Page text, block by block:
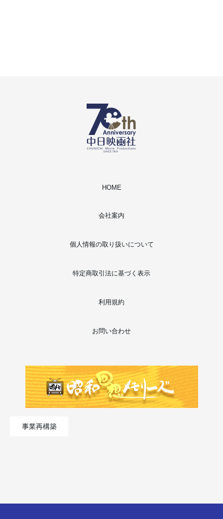
HOME
会社案内
個人情報の取り扱いについて
特定商取引法に基づく表示
利用規約
お問い合わせ
事業再構築